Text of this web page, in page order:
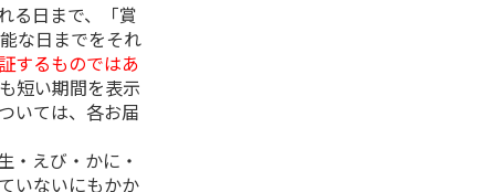
る日まで、「賞
な日までをそれ
するものではあ
短い期間を表示
いては、各お届
・えび・かに・
いないにもかか